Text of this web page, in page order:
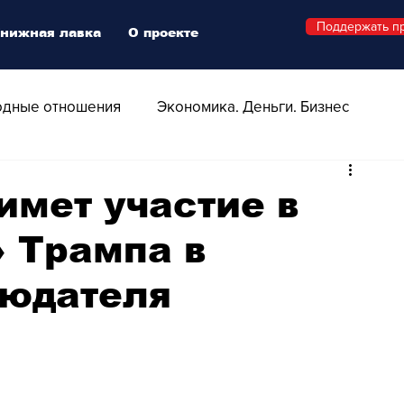
отношения Экономика. Деньги. Бизнес
Swiss Афиша Стиль
участие в
Трампа в
лавка О проекте Поддержать